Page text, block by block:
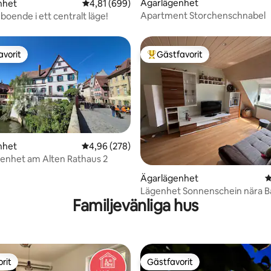
4,81 av 5 i genomsnittligt betyg, 699
4,81 (699)
i ett centralt läge!
Ägarlägenhet
Apartment Storchenschnabel
betyg, 876 omdömen
4,96 av 5 i genomsnittligt betyg, 278
4,96 (278)
am Alten Rathaus 2
Populär gästfavorit
Gästfavorit
Ägarlägenhet
Lägenhet Sonnenschein nära
2 rum, kök, badrum
Familjevänliga hus
Gästfavorit
Gästfavorit